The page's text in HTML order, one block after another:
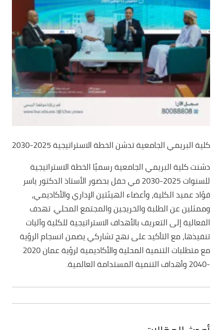
كلية البريمي الجامعية تدشن الخطة الاستراتيجية 2025-2030
دشنت كلية البريمي الجامعية رسميًا الخطة الاستراتيجية
للسنوات 2025-2030 في حفل بحضور الأستاذ الدكتور ياسر
فؤاد عميد الكلية، وأعضاء الهيئتين الإداري والأكاديمي،
وممثلين عن الطلبة والخريجين والمجتمع المحلي. تهدف
الفعالية إلى التعريف بالأهداف الاستراتيجية للكلية وآليات
تنفيذها، مع التأكيد على نهج تشاركي يضمن انسجام الرؤية
مع متطلبات التنمية المحلية والأكاديمية لرؤية عمان 2020
-2040 وأهداف التنمية المستدامة العالمية.